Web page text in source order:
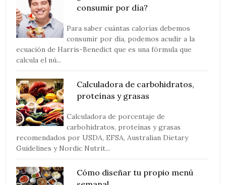
consumir por día?
Para saber cuántas calorías debemos
consumir por día, podemos acudir a la
ecuación de Harris-Benedict que es una fórmula que
calcula el nú...
Calculadora de carbohidratos,
proteínas y grasas
Calculadora de porcentaje de
carbohidratos, proteínas y grasas
recomendados por USDA, EFSA, Australian Dietary
Guidelines y Nordic Nutrit...
Cómo diseñar tu propio menú